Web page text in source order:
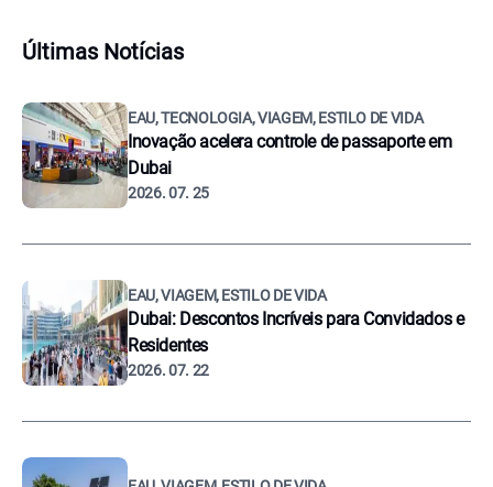
Últimas Notícias
EAU, TECNOLOGIA, VIAGEM, ESTILO DE VIDA
Inovação acelera controle de passaporte em
Dubai
2026. 07. 25
EAU, VIAGEM, ESTILO DE VIDA
Dubai: Descontos Incríveis para Convidados e
Residentes
2026. 07. 22